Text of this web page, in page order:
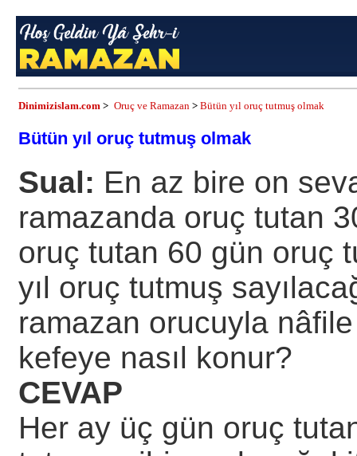
Dinimizislam.com > Oruç ve Ramazan > Bütün yıl oruç tutmuş olmak
Bütün yıl oruç tutmuş olmak
Sual: En az bire on
ramazanda oruç tutan
oruç tutan 60 gün oruç
yıl oruç tutmuş
ramazan orucuyla
kefeye nasıl konur?
CEVAP
Her ay üç gün oruç